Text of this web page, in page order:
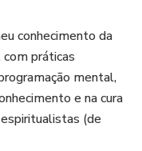
conhecimento da
práticas
mental,
e na cura
(de